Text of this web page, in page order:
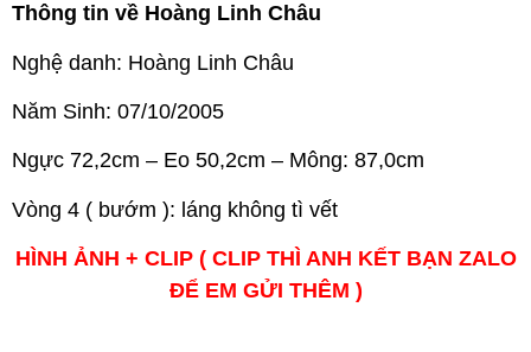
Thông tin về Hoàng Linh Châu
Nghệ danh: Hoàng Linh Châu
Năm Sinh: 07/10/2005
Ngực 72,2cm – Eo 50,2cm – Mông: 87,0cm
Vòng 4 ( bướm ): láng không tì vết
HÌNH ẢNH + CLIP ( CLIP THÌ ANH KẾT BẠN ZALO
ĐỂ EM GỬI THÊM )